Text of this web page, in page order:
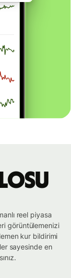
reel piyasa
görüntülemenizi
kur bildirimi
sayesinde en